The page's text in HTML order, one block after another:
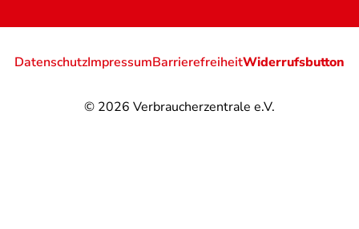
© 2026 Verbraucherzentrale e.V.
DatenschutzImpressumBarrierefreiheitWiderrufsbutton